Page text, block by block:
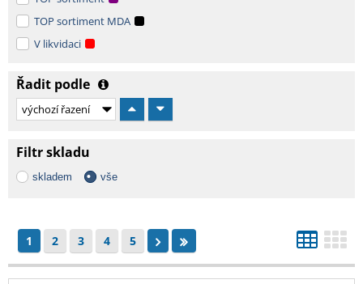
TOP sortiment MDA
V likvidaci
Řadit podle
Filtr skladu
skladem vše
1 2 3 4 5